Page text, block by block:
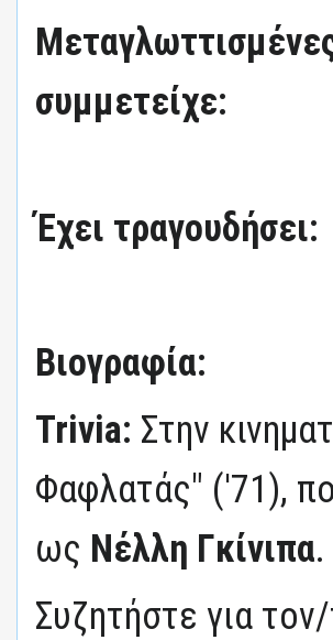
συμμετείχε:
Έχει τραγουδήσει:
Βιογραφία:
Trivia: Στην
Φαφλατάς" ('71),
ως Νέλλη Γκίνιπα.
Συζητήστε για